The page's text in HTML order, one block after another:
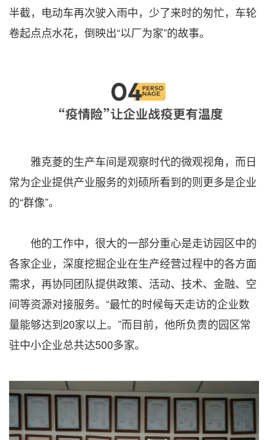
半截，电动车再次驶入雨中，少了来时的匆忙，车轮
卷起点点水花，倒映出“以厂为家”的故事。
雅克菱的生产车间是观察时代的微观视角，而日
常为企业提供产业服务的刘硕所看到的则更多是企业
的“群像”。
他的工作中，很大的一部分重心是走访园区中的
各家企业，深度挖掘企业在生产经营过程中的各方面
需求，再协同团队提供政策、活动、技术、金融、空
间等资源对接服务。“最忙的时候每天走访的企业数
量能够达到20家以上。”而目前，他所负责的园区常
驻中小企业总共达500多家。